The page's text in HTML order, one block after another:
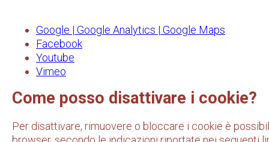
Google | Google Analytics | Google Maps
Facebook
Youtube
Vimeo
Come posso disattivare i cookie?
Per disattivare, rimuovere o bloccare i cookie è